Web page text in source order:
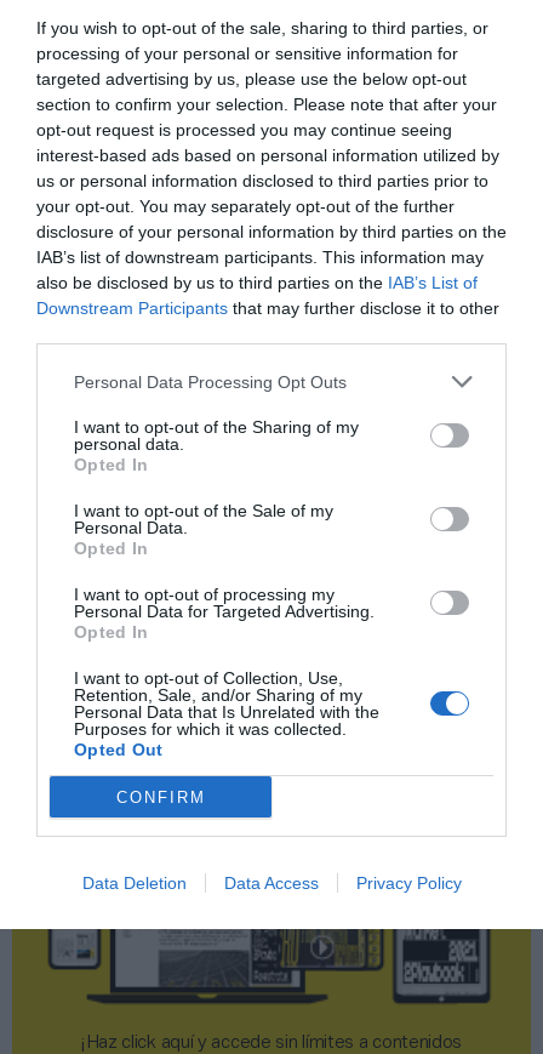
If you wish to opt-out of the sale, sharing to third parties, or
processing of your personal or sensitive information for
targeted advertising by us, please use the below opt-out
section to confirm your selection. Please note that after your
opt-out request is processed you may continue seeing
interest-based ads based on personal information utilized by
us or personal information disclosed to third parties prior to
your opt-out. You may separately opt-out of the further
disclosure of your personal information by third parties on the
IAB’s list of downstream participants. This information may
also be disclosed by us to third parties on the IAB’s List of
Downstream Participants that may further disclose it to other
Personal Data Processing Opt Outs
I want to opt-out of the Sharing of my
personal data.
Opted In
I want to opt-out of the Sale of my
Personal Data.
Opted In
I want to opt-out of processing my
Personal Data for Targeted Advertising.
Opted In
I want to opt-out of Collection, Use,
Retention, Sale, and/or Sharing of my
Personal Data that Is Unrelated with the
Purposes for which it was collected.
Opted Out
CONFIRM
Data Deletion Data Access Privacy Policy
Índex2P
Activaciones
Infojobs
de forma gratuita
Mantente informado con las últimas noticias de actualidad.
ACTIVAR AHORA
Imprimir
2Playbook Club
¡Haz click aquí y accede sin límites a contenidos